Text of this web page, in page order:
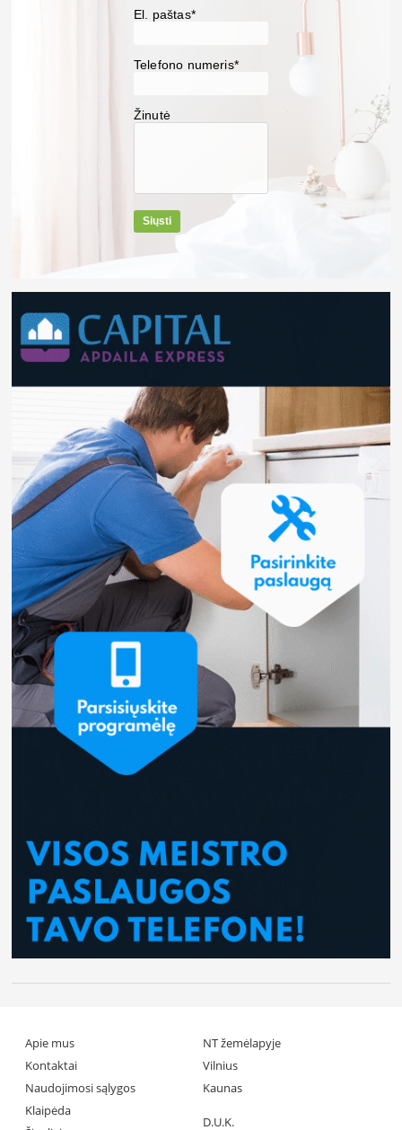
El. paštas*
Telefono numeris*
Žinutė
Siųsti
Apie mus
Kontaktai
Naudojimosi sąlygos
NT žemėlapyje
Vilnius
Kaunas
Klaipėda
D.U.K.